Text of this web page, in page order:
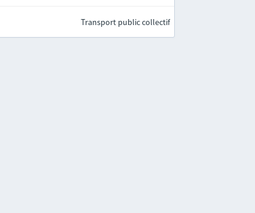
Transport public collectif